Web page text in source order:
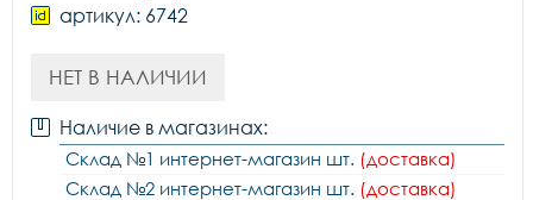
артикул: 6742
НЕТ В НАЛИЧИИ
Наличие в магазинах:
Склад №1 интернет-магазин шт. (доставка)
Склад №2 интернет-магазин шт. (доставка)